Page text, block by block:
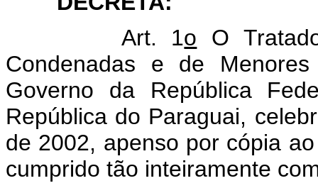
Art. 1o O
Condenadas e de
Governo da República
República do Paraguai,
de 2002, apenso por cópia
cumprido tão inteiramente